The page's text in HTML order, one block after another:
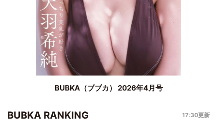
BUBKA（ブブカ） 2026年4月号
BUBKA RANKING 17:30更新